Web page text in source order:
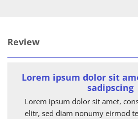
Review
Lorem ipsum dolor sit
sadipscing
Lorem ipsum dolor sit amet,
elitr, sed diam nonumy eirmod